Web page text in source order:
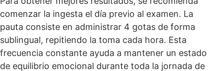
comenzar la ingesta el día previo al examen. La
pauta consiste en administrar 4 gotas de forma
sublingual, repitiendo la toma cada hora. Esta
frecuencia constante ayuda a mantener un estado
de equilibrio emocional durante toda la jornada de